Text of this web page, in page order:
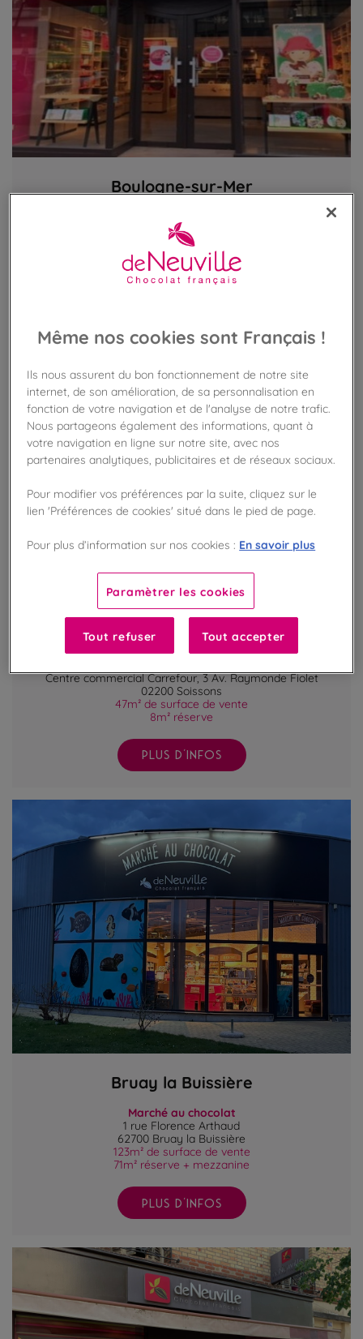
Boulogne-sur-Mer
6 Grande Rue
62200 Boulogne-sur-Mer
26,45m² de surface de vente
32,6m² réserve
Soissons
Centre commercial Carrefour, 3 Av. Raymonde Fiolet
02200 Soissons
47m² de surface de vente
8m² réserve
PLUS D'INFOS
Bruay la Buissière
Marché au chocolat
1 rue Florence Arthaud
62700 Bruay la Buissière
123m² de surface de vente
71m² réserve + mezzanine
PLUS D'INFOS
Même nos cookies sont Français !
Ils nous assurent du bon fonctionnement de notre site
internet, de son amélioration, de sa personnalisation en
fonction de votre navigation et de l'analyse de notre trafic.
Nous partageons également des informations, quant à
votre navigation en ligne sur notre site, avec nos
partenaires analytiques, publicitaires et de réseaux sociaux.
Pour modifier vos préférences par la suite, cliquez sur le
lien 'Préférences de cookies' situé dans le pied de page.
Pour plus d’information sur nos cookies : En savoir plus
Paramètrer les cookies
Tout refuser Tout accepter